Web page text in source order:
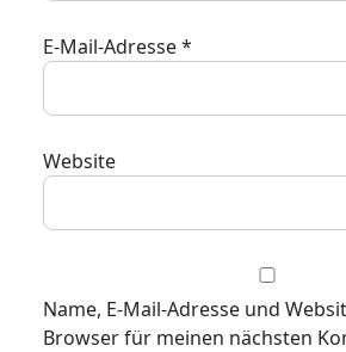
E-Mail-Adresse*
Website
Name, E-Mail-Adresse und
Browser für meinen nächsten